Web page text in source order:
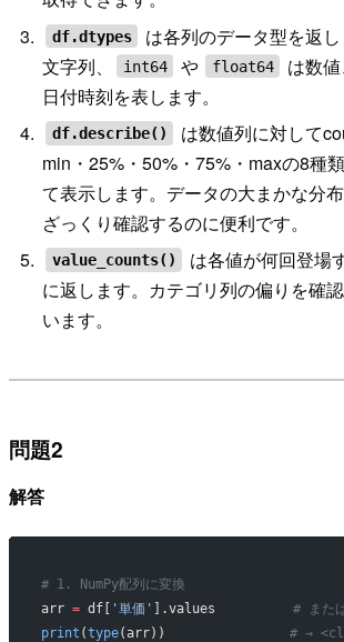
df.dtypes は各列のデータ型を返し
文字列、
int64 や float64 は数値
日付時刻を表します。
df.describe()
は数値列に対して
min・25%・50%・75%・maxの8種
て表示します。データの大まかな分
ざっくり確認するのに便利です。
value_counts()
は各値が何回登場
に返します。カテゴリ列の偏りを確
います。
問題2
解答
# 1. NumPy配列に変換
arr = df[ '単価' ].values # また
print (type(arr)) # →